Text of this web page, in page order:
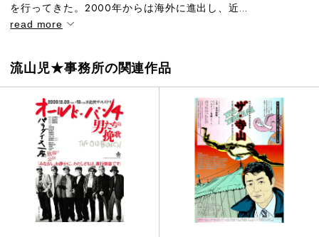
を行ってきた。2000年からは海外に進出し、近...
read more
流山児★事務所の関連作品